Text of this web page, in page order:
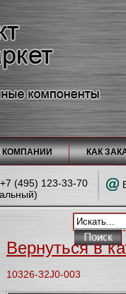
КОМПАНИИ КАК
(495) 123-33-70
Вернуться в
10326-32J0-003